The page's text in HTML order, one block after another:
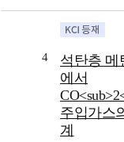
을 통해 공급
액화천연가
급받아 기화
서 가스 누출
를 방지하기
최초지점과
분포하는지
일정한 유량
서 플랜트 건
가스 감축과
이러한 비경
DME Process
이산화탄소
로 활용할 수
4
석탄층 메
에서
주입가스
계